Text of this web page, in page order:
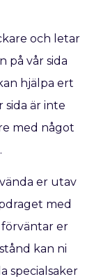
och letar
på vår sida
hjälpa ert
sida är inte
med något
er utav
med
er
kan ni
specialsaker